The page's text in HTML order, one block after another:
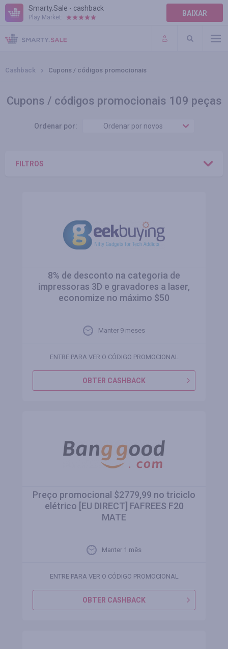
Smarty.Sale - cashback
Play Market: BAIXAR
AJUDA
TERMOS DE USO
Cashback Cupons / códigos promocionais
Cupons / códigos promocionais 109 peças
Ordenar por: Ordenar por novos
FILTROS
8% de desconto na categoria de
impressoras 3D e gravadores a laser,
economize no máximo $50
Manter 9 meses
ENTRE PARA VER O CÓDIGO PROMOCIONAL
OBTER CASHBACK
Preço promocional $2779,99 no triciclo
elétrico [EU DIRECT] FAFREES F20
MATE
Manter 1 mês
ENTRE PARA VER O CÓDIGO PROMOCIONAL
OBTER CASHBACK